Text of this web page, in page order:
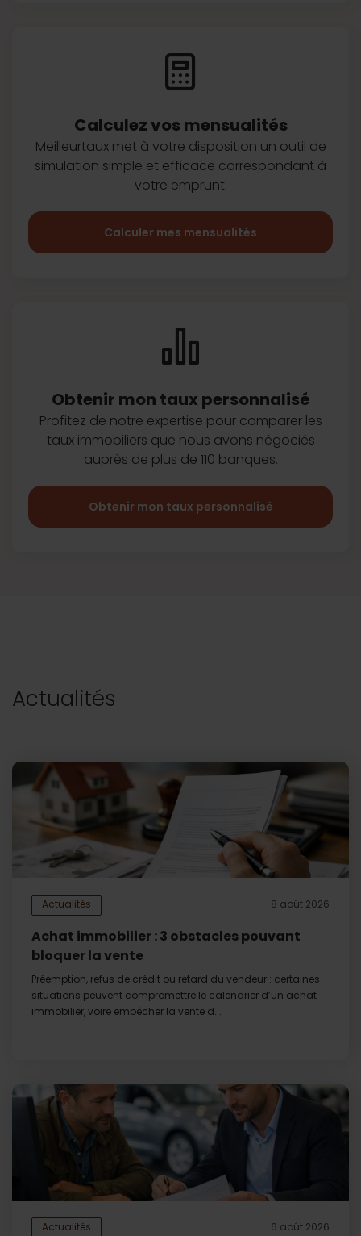
Calculez vos mensualités
Meilleurtaux met à votre disposition un outil de
simulation simple et efficace correspondant à
votre emprunt.
Calculer mes mensualités
Obtenir mon taux personnalisé
Profitez de notre expertise pour comparer les
taux immobiliers que nous avons négociés
auprès de plus de 110 banques.
Obtenir mon taux personnalisé
Actualités
Actualités 8 août 2026
Achat immobilier : 3 obstacles pouvant
bloquer la vente
Préemption, refus de crédit ou retard du vendeur : certaines
situations peuvent compromettre le calendrier d’un achat
immobilier, voire empêcher la vente d...
Actualités 6 août 2026